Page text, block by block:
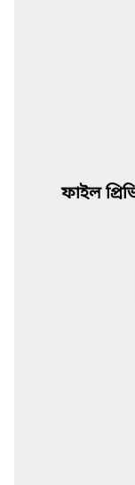
ফাইল